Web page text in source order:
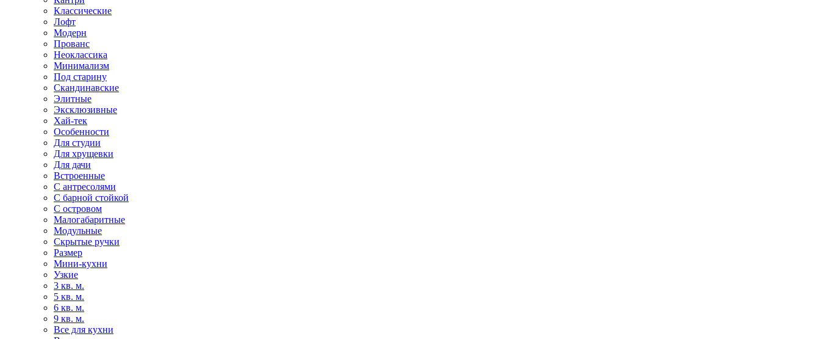
Классические
Лофт
Модерн
Прованс
Неоклассика
Минимализм
Под старину
Скандинавские
Элитные
Эксклюзивные
Хай-тек
Особенности
Для студии
Для хрущевки
Для дачи
Встроенные
С антресолями
С барной стойкой
С островом
Малогабаритные
Модульные
Скрытые ручки
Размер
Мини-кухни
Узкие
3 кв. м.
5 кв. м.
6 кв. м.
9 кв. м.
Все для кухни